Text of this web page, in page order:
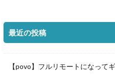
最近の投稿
【povo】フルリモートになって